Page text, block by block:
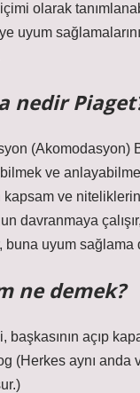
olarak
uyum
nedir
(Akomodasyon)
ve
kapsam ve
davranmaya
buna uyum sağlama
ne demek?
açıp
(Herkes aynı anda